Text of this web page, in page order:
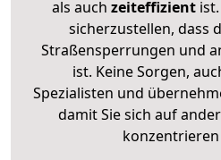
als auch zeiteffizientist.
sicherzustellen, dass
Straßensperrungen und
ist. Keine Sorgen,
Spezialisten und
damit Sie sich auf